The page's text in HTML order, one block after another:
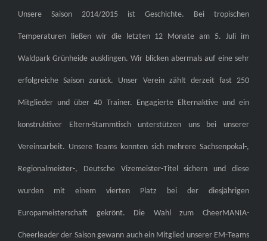
Unsere Saison 2014/2015 ist Geschichte. Bei tropischen
Temperaturen ließen wir die letzten 12 Monate am 5. Juli im
Waldpark Grünheide ausklingen. Wir blicken abermals auf eine sehr
erfolgreiche Saison zurück. Unser Verein zählt derzeit fast 250
Mitglieder und über 40 Trainer. Engagierte Elternaktive und ein
konstruktiver Eltern-Stammtisch unterstützen uns bei unserer
Vereinsarbeit. Unsere Teams konnten sich mehrere Sachsenpokal-,
Regionalmeister-, Deutsche Vizemeister-Titel sichern und diese
wurden mit einem vierten Platz bei der diesjährigen
Europameisterschaft gekrönt. Die Wahl zum CheerMANIA-
Cheerleader der Saison gewann auch ein Mitglied unserer EM-Teams